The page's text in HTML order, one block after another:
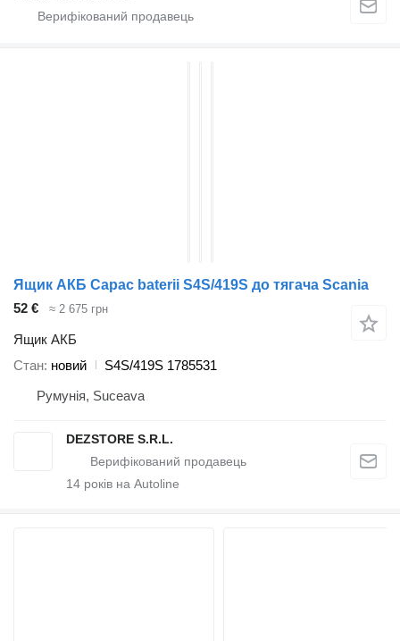
Ящик АКБ Capac baterii S4S/419S до тягача Scania
52 €
≈ 2 675 грн
Ящик АКБ
Стан новий
S4S/419S 1785531
Румунія, Suceava
DEZSTORE S.R.L.
14 років на Autoline